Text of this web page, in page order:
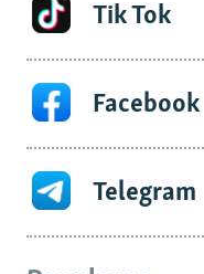
Tik Tok
Facebook
Telegram